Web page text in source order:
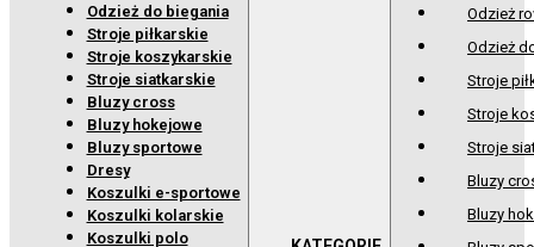
Odzież do biegania
Stroje piłkarskie
Stroje koszykarskie
Stroje siatkarskie
Bluzy cross
Bluzy hokejowe
Bluzy sportowe
Dresy
Koszulki e-sportowe
Koszulki kolarskie
Koszulki polo
Odzież
Odzież
Stroje
Stroje
Stroje
Bluzy
Bluzy